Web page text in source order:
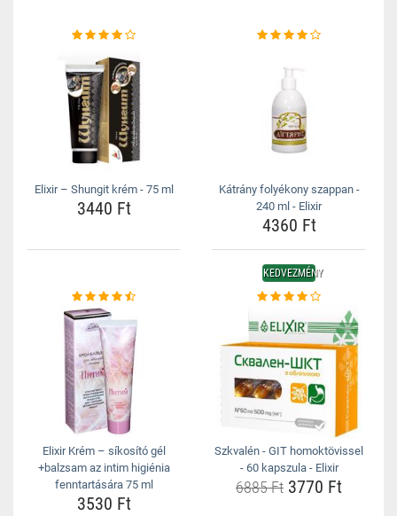
Elixir – Shungit krém - 75 ml
3440 Ft
Kátrány folyékony szappan -
240 ml - Elixir
4360 Ft
Elixir Krém – síkosító gél
+balzsam az intim higiénia
fenntartására 75 ml
3530 Ft
KEDVEZMÉNY
Szkvalén - GIT homoktövissel
- 60 kapszula - Elixir
6885 Ft 3770 Ft